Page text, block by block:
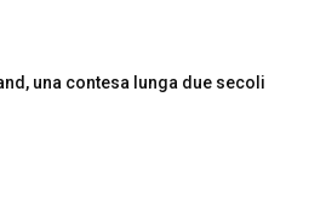
una contesa lunga due secoli